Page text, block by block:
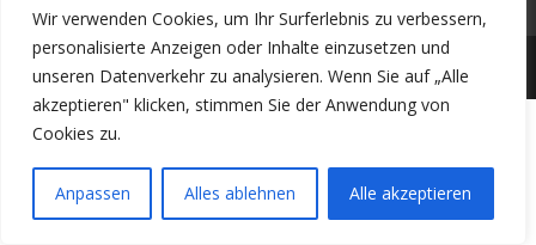
Wir verwenden Cookies, um Ihr Surferlebnis zu verbessern,
personalisierte Anzeigen oder Inhalte einzusetzen und
unseren Datenverkehr zu analysieren. Wenn Sie auf „Alle
akzeptieren" klicken, stimmen Sie der Anwendung von
Cookies zu.
Anpassen Alles ablehnen Alle akzeptieren
Copyright © 2025 Cytogen GmbH